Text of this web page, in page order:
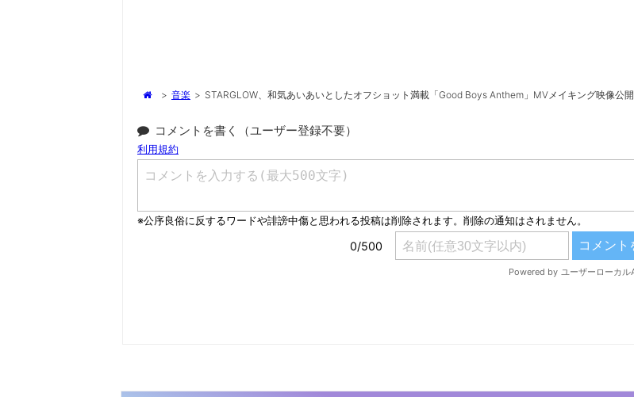
> 音楽 > STARGLOW、和気あいあいとしたオフショット満載「Good Boys Anthem」MVメイキング映像公開
コメントを書く（ユーザー登録不要）